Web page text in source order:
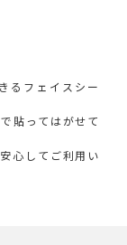
るフェイスシー
貼ってはがせて
心してご利用い